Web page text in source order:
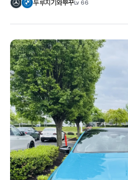
두루치기와뿌꾸Lv66